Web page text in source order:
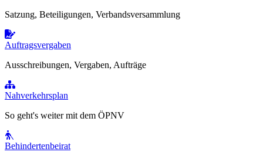
Satzung, Beteiligungen, Verbandsversammlung
Auftragsvergaben
Ausschreibungen, Vergaben, Aufträge
Nahverkehrsplan
So geht's weiter mit dem ÖPNV
Behindertenbeirat